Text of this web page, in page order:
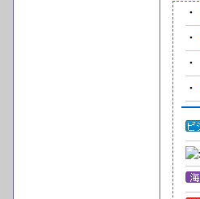
・
・
・
・